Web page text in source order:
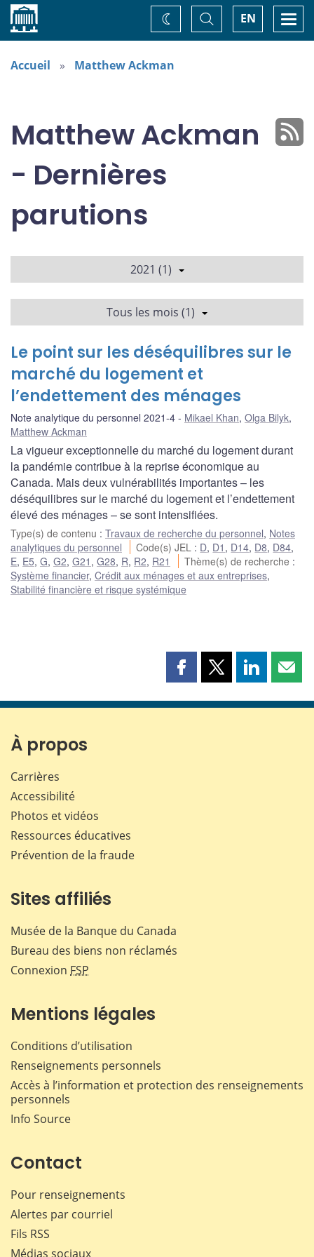
Accueil EN
Basculer
la
recherche
Changez
de
Accueil Matthew Ackman
Matthew Ackman
- Dernières
parutions
2021 (1)
Tous les mois (1)
Le point sur les déséquilibres sur le
marché du logement et
l’endettement des ménages
Note analytique du personnel 2021-4 Mikael Khan, Olga Bilyk,
Matthew Ackman
La vigueur exceptionnelle du marché du logement durant
la pandémie contribue à la reprise économique au
Canada. Mais deux vulnérabilités importantes – les
déséquilibres sur le marché du logement et l’endettement
élevé des ménages – se sont intensifiées.
Type(s) de contenu : Travaux de recherche du personnel, Notes
analytiques du personnel
Code(s) JEL : D, D1 , D14, D8, D84,
E, E5, G, G2, G21 , G28, R, R2, R21 Thème(s) de recherche :
Système financier, Crédit aux ménages et aux entreprises,
Stabilité financière et risque systémique
Partager
page
Partager
page
Partager
page page
À propos
Carrières
Accessibilité
Photos et vidéos
Ressources éducatives
Prévention de la fraude
Sites affiliés
Musée de la Banque du Canada
Bureau des biens non réclamés
Connexion FSP
Mentions légales
Conditions d’utilisation
Renseignements personnels
Accès à l’information et protection des renseignements
personnels
Info Source
Contact
Pour renseignements
Alertes par courriel
Fils RSS
Médias sociaux